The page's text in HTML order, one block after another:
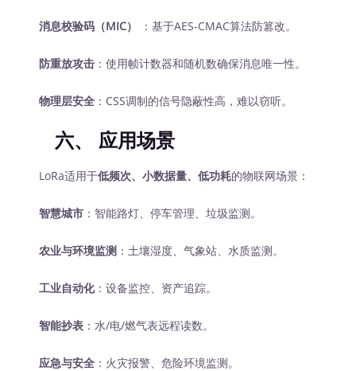
消息校验码（MIC） ‍ ：基于AES-CMAC算法防篡改。
防重放攻击 ：使用帧计数器和随机数确保消息唯一性。
物理层安全 ：CSS调制的信号隐蔽性高，难以窃听。
六、 应用场景
LoRa适用于低频次、小数据量、低功耗的物联网场景：
智慧城市 ：智能路灯、停车管理、垃圾监测。
农业与环境监测 ：土壤湿度、气象站、水质监测。
工业自动化：设备监控、资产追踪。
智能抄表 ：水/电/燃气表远程读数。
应急与安全 ：火灾报警、危险环境监测。